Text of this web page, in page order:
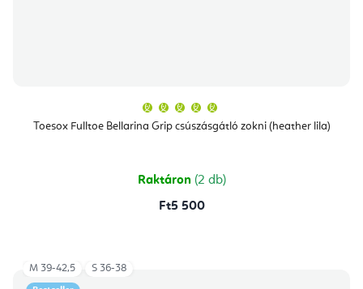
Toesox Fulltoe Bellarina Grip csúszásgátló zokni (heather lila)
átlagos
értékelése
csillag.
Raktáron (2 db)
Ft5 500
M 39-42,5 S 36-38